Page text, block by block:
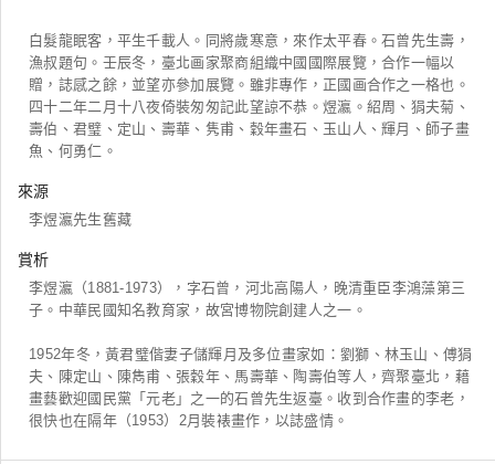
白髮龍眠客，平生千載人。同將歲寒意，來作太平春。石曾先生壽，
漁叔題句。壬辰冬，臺北画家聚商組織中國國際展覽，合作一幅以
贈，誌感之餘，並望亦參加展覽。雖非專作，正國画合作之一格也。
四十二年二月十八夜倚裝匆匆記此望諒不恭。煜瀛。紹周、狷夫菊、
壽伯、君璧、定山、壽華、隽甫、穀年畫石、玉山人、輝月、師子畫
魚、何勇仁。
來源
李煜瀛先生舊藏
賞析
李煜瀛（1881-1973），字石曾，河北高陽人，晚清重臣李鴻藻第三
子。中華民國知名教育家，故宮博物院創建人之一。
1952年冬，黃君璧偕妻子儲輝月及多位畫家如：劉獅、林玉山、傅狷
夫、陳定山、陳雋甫、張穀年、馬壽華、陶壽伯等人，齊聚臺北，藉
畫藝歡迎國民黨「元老」之一的石曾先生返臺。收到合作畫的李老，
很快也在隔年（1953）2月裝裱畫作，以誌盛情。